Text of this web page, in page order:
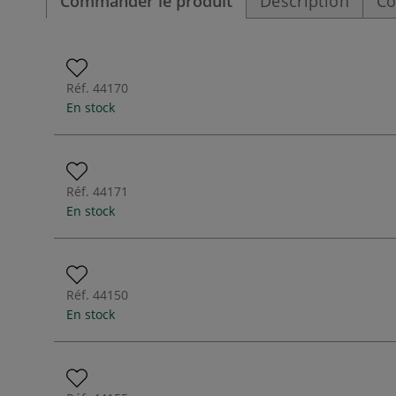
Réf. 44170
En stock
Réf. 44171
En stock
Réf. 44150
En stock